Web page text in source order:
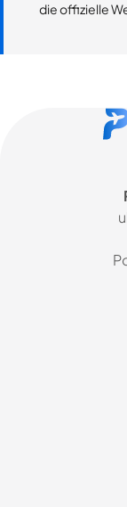
die offizielle